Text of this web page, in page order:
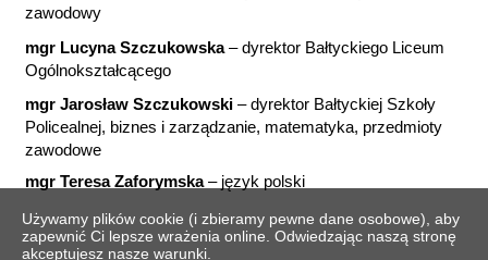
zawodowy
mgr Lucyna Szczukowska– dyrektor Bałtyckiego Liceum
Ogólnokształcącego
mgr Jarosław Szczukowski – dyrektor Bałtyckiej Szkoły
Policealnej, biznes i zarządzanie, matematyka, przedmioty
zawodowe
mgr Teresa Zaforymska– język polski
Używamy plików cookie (i zbieramy pewne dane osobowe), aby
zapewnić Ci lepsze wrażenia online. Odwiedzając naszą stronę
akceptujesz nasze warunki.